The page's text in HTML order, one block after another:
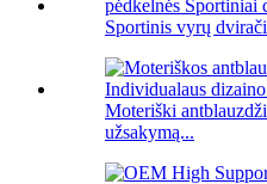
Sportinis vyrų
Moteriški
užsakymą...